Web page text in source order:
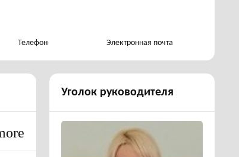
Телефон Электронная почта
Уголок руководителя